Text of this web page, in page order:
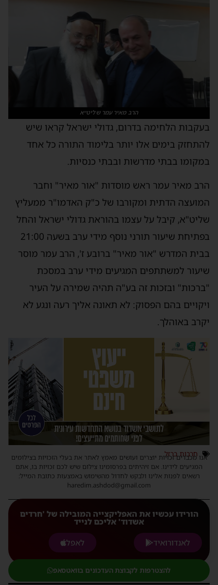
הרב מאיר עמר שליט״א
בעקבות הלחימה בדרום, גדולי ישראל קראו שיש
להתחזק בימים אלו יותר בלימוד התורה כל אחד
במקומו בבתי מדרשות ובבתי כנסיות.
הרב מאיר עמר ראש מוסדות "אור מאיר" וחבר
המועצה הדתית ומקורבו של כ"ק האדמו"ר ממעליץ
שליט"א, קיבל על עצמו בהוראת גדולי ישראל והחל
בפתיחת שיעור תורני נוסף מידי ערב בשעה 21:00
בבית המדרש "אור מאיר" ברובע ז', הרב עמר מוסר
שיעור למשתתפים המגיעים מידי ערב במסכת
"ברכות" ובזכות זה בע"ה תהיה שמירה על העיר
ויקויים בהם הפסוק: לא תאונה אליך רעה ונגע לא
יקרב באוהלך.
חרבות ברזל
אנו מכבדים זכויות יוצרים ועושים מאמץ לאתר את בעלי הזכויות בצילומים
המגיעים לידינו. אם זיהיתים בפרסומינו צילום שיש לכם זכויות בו, אתם
רשאים לפנות אלינו ולבקש לחדול מהשימוש באמצעות כתובת המייל:
haredim.ashdod@gmail.com
הורידו עכשיו את האפליקצייה המובילה של 'חרדים
אשדוד' אליכם לנייד
לאנדורואיד
לאפל
להצטרפות לקבוצת העדכונים בוואטסאפ